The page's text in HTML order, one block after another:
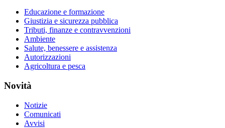
Educazione e formazione
Giustizia e sicurezza pubblica
Tributi, finanze e contravvenzioni
Ambiente
Salute, benessere e assistenza
Autorizzazioni
Agricoltura e pesca
Novità
Notizie
Comunicati
Avvisi